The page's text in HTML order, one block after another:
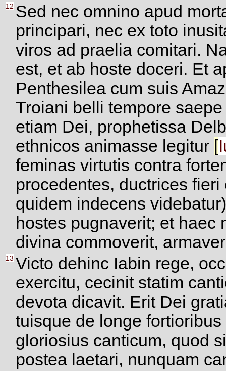
12 Sed nec omnino apud
principari, nec ex toto
viros ad praelia comitari.
est, et ab hoste doceri. Et
Penthesilea cum suis
Troiani belli tempore
etiam Dei, prophetissa
ethnicos animasse legitur [
feminas virtutis contra
procedentes, ductrices
quidem indecens
hostes pugnaverit; et haec
divina commoverit,
13 Victo dehinc Iabin rege,
exercitu, cecinit statim
devota dicavit. Erit Dei
tuisque de longe
gloriosius canticum, quod
postea laetari, nunquam